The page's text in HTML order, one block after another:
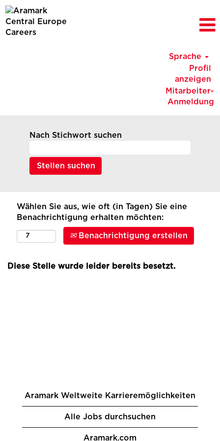
Sprache
Profil
anzeigen
Mitarbeiter-
Anmeldung
Nach Stichwort suchen
Wählen Sie aus, wie oft (in Tagen) Sie eine
Benachrichtigung erhalten möchten:
Benachrichtigung erstellen
Diese Stelle wurde leider bereits besetzt.
Aramark Weltweite Karrieremöglichkeiten
Alle Jobs durchsuchen
Aramark.com